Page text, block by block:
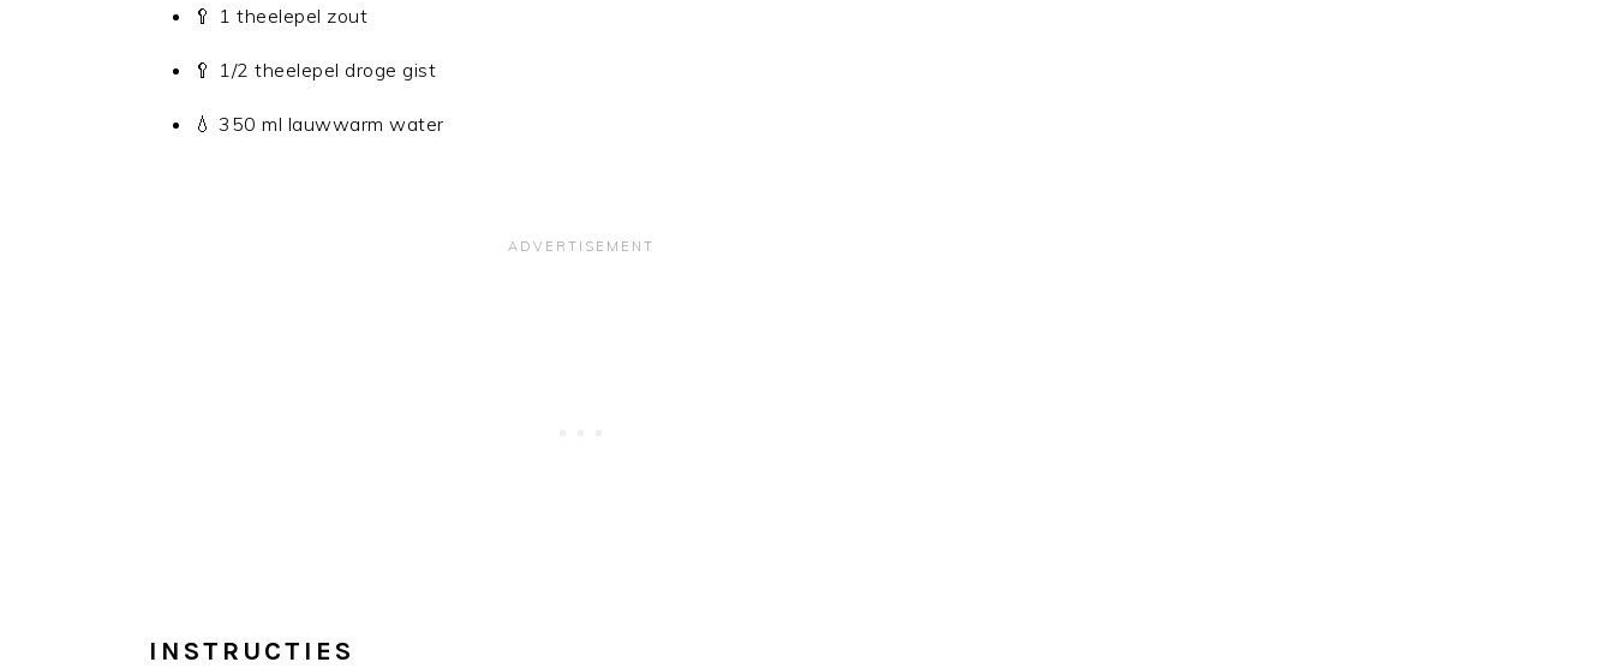
🥄 1 theelepel zout
🥄 1/2 theelepel droge gist
💧 350 ml lauwwarm water
INSTRUCTIES